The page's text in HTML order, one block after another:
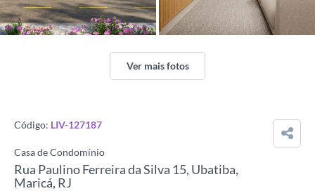
Ver mais fotos
Código: LIV-127187
Casa de Condomínio
Rua Paulino Ferreira da Silva 15, Ubatiba,
Maricá, RJ